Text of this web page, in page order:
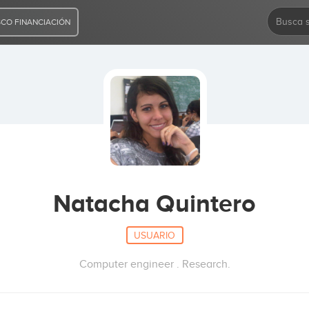
FINANCIACIÓN
Natacha Quintero
USUARIO
Computer engineer . Research.